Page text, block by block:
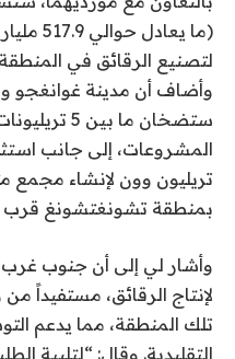
(ما
لتصنيع الرقائق في المنطقة
وأضاف أن مدينة غوانغجو
تريليون وون لإنشاء
بمنطقة تشونغتشونغ
وأشار لي إلى أن جنوب غرب
لإنتاج الرقائق، مستفيداً
تلك المنطقة، مما يدعم
التقليدية. وقال: “لتلبية